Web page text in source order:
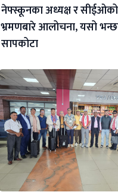
नेफ्स्कूनका अध्यक्ष र सीईओको
भ्रमणबारे आलोचना, यसो
सापकोटा